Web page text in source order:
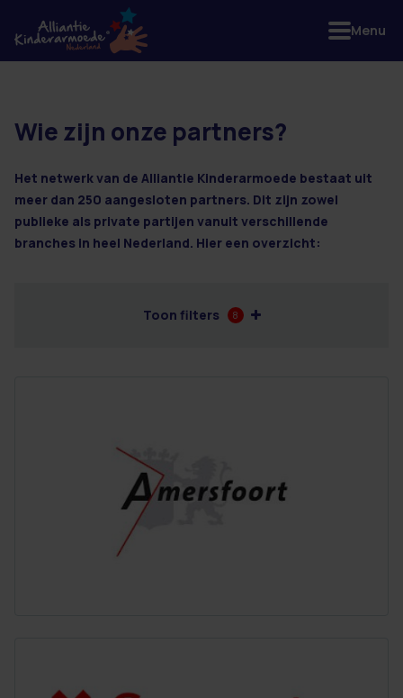
38 resultaten
Wie zijn onze partners?
Het netwerk van de Alliantie Kinderarmoede bestaat uit
meer dan 250 aangesloten partners. Dit zijn zowel
publieke als private partijen vanuit verschillende
branches in heel Nederland. Hier een overzicht:
Toon filters 8
Menu